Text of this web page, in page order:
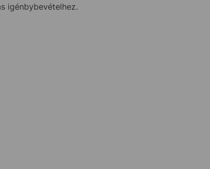
igénbybevételhez.